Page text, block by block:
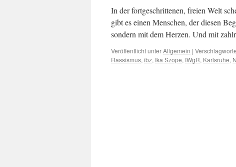
In der fortgeschrittenen, freien Welt
gibt es einen Menschen, der diesen
sondern mit dem Herzen. Und mit
Veröffentlicht unterAllgemein |
Rassismus, ibz, Ika Szope, IWgR, Karlsruhe,